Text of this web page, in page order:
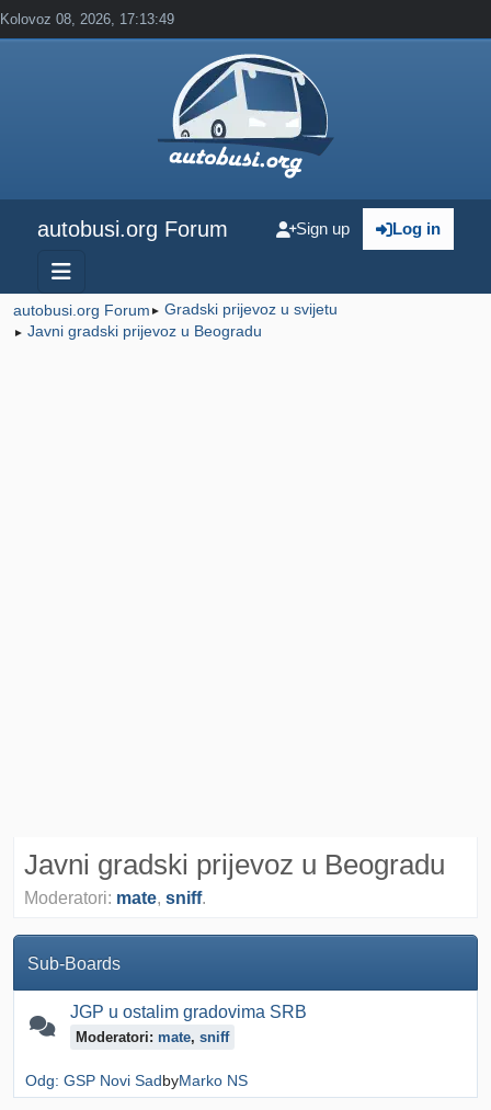
Kolovoz 08, 2026, 17:13:49
autobusi.org Forum Log in
Sign up
autobusi.org Forum ► Gradski prijevoz u svijetu
► Javni gradski prijevoz u Beogradu
Javni gradski prijevoz u Beogradu
Moderatori: mate, sniff.
Sub-Boards
JGP u ostalim gradovima SRB
Moderatori: mate, sniff
Odg: GSP Novi SadbyMarko NS